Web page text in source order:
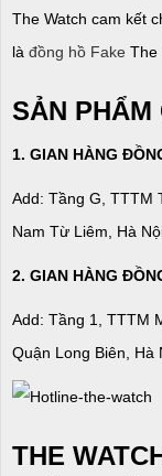
The Watch cam kết
là đồng hồ Fake The
SẢN PHẨM
1. GIAN HÀNG
Add: Tầng G, TTTM
Nam Từ Liêm, Hà
2. GIAN HÀNG
Add: Tầng 1, TTTM
Quận Long Biên, Hà
THE